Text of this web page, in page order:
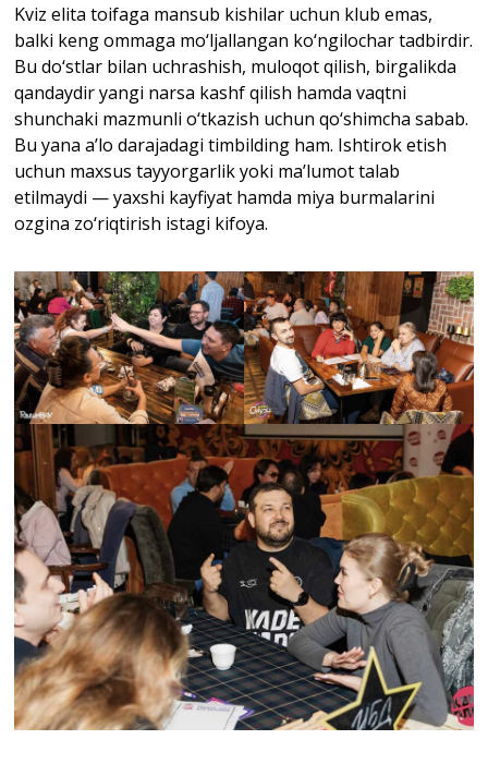
Kviz elita toifaga mansub kishilar uchun klub emas,
balki keng ommaga mo‘ljallangan ko‘ngilochar tadbirdir.
Bu do‘stlar bilan uchrashish, muloqot qilish, birgalikda
qandaydir yangi narsa kashf qilish hamda vaqtni
shunchaki mazmunli o‘tkazish uchun qo‘shimcha sabab.
Bu yana a’lo darajadagi timbilding ham. Ishtirok etish
uchun maxsus tayyorgarlik yoki ma’lumot talab
etilmaydi — yaxshi kayfiyat hamda miya burmalarini
ozgina zo‘riqtirish istagi kifoya.